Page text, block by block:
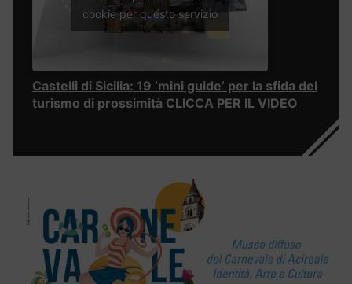
cookie per questo servizio
Castelli di Sicilia: 19 ‘mini guide’ per la sfida del
turismo di prossimità CLICCA PER IL VIDEO